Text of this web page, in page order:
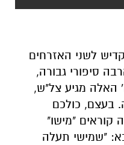
לשני האזרחים
סיפורי גבורה,
האלה מגיע צל"ש,
בעצם, כולכם
"מישו"
"שמישי תעלה